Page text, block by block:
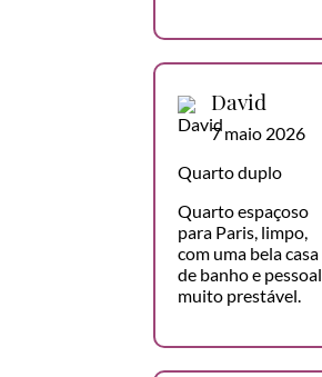
David
7 maio 2026
Quarto duplo
Quarto espaçoso
para Paris, limpo,
com uma bela casa
de banho e pessoal
muito prestável.